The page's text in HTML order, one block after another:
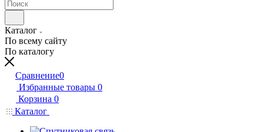
Каталог
По всему сайту
По каталогу
Сравнение0
Избранные товары 0
Корзина 0
Каталог